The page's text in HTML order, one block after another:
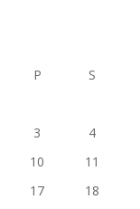
P
S
3
4
10
11
17
18